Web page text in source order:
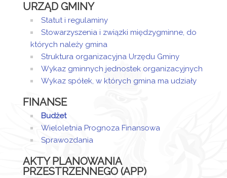
URZĄD GMINY
Statut i regulaminy
Stowarzyszenia i związki międzygminne, do
których należy gmina
Struktura organizacyjna Urzędu Gminy
Wykaz gminnych jednostek organizacyjnych
Wykaz spółek, w których gmina ma udziały
FINANSE
Budżet
Wieloletnia Prognoza Finansowa
Sprawozdania
AKTY PLANOWANIA
PRZESTRZENNEGO (APP)